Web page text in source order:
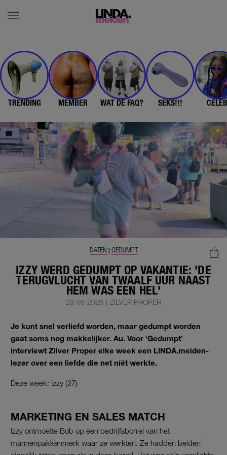
TRENDING MEMBER WAT DE FAQ? SEKS!!!
IZZY WERD GEDUMPT OP VAKANTIE: 'DE
TERUGVLUCHT VAN TWAALF UUR NAAST
HEM WAS EEN HEL'
DATEN | GEDUMPT
23-06-2026 | ZILVER PROPER
Je kunt snel verliefd worden, maar gedumpt worden
gaat soms nog makkelijker. Au. Voor ‘Gedumpt’
interviewt Zilver Proper elke week een LINDA.meiden-
lezer over een liefde die net níét werkte.
Deze week: Izzy (27)
MARKETING EN SALES MATCH
Izzy ontmoette Bob op een bedrijfsborrel van het
mannenpakkenmerk waar ze werkten. Ze hadden beiden